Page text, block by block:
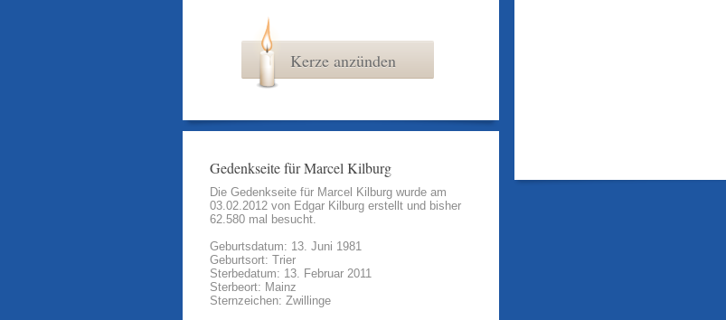
Kerze anzünden
Gedenkseite für Marcel Kilburg
Die Gedenkseite für Marcel Kilburg wurde am
03.02.2012 von Edgar Kilburg erstellt und bisher
62.580 mal besucht.
Geburtsdatum: 13. Juni 1981
Geburtsort: Trier
Sterbedatum: 13. Februar 2011
Sterbeort: Mainz
Sternzeichen: Zwillinge